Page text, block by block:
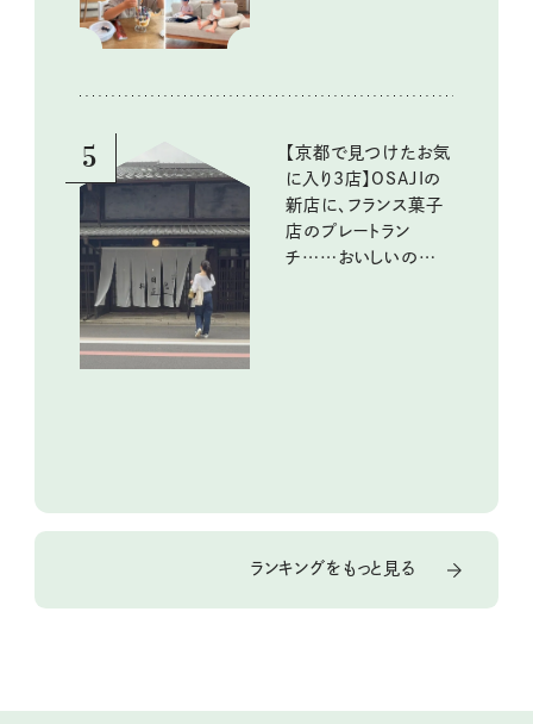
5
【京都で見つけたお気
に入り3店】OSAJIの
新店に、フランス菓子
店のプレートラン
チ……おいしいのんび
ランキングをもっと見る